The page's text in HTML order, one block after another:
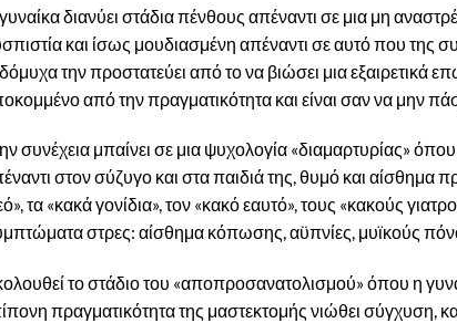
διανύει στάδια πένθους απέναντι σε μια μη
και ίσως μουδιασμένη απέναντι σε αυτό που της
την προστατεύει από το να βιώσει μια εξαιρετικά
από την πραγματικότητα και είναι σαν να μην
συνέχεια μπαίνει σε μια ψυχολογία «διαμαρτυρίας»
στον σύζυγο και στα παιδιά της, θυμό και
τα «κακά γονίδια», τον «κακό εαυτό», τους «κακούς
στρες: αίσθημα κόπωσης, αϋπνίες, μυϊκούς
το στάδιο του «αποπροσανατολισμού» όπου η
πραγματικότητα της μαστεκτομής νιώθει σύγχυση,